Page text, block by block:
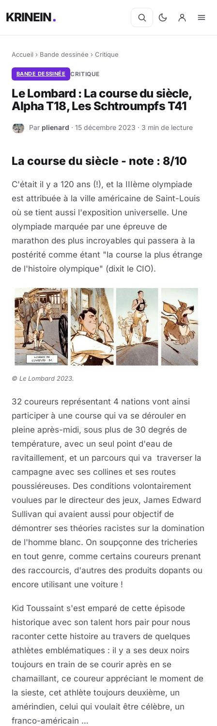
KRINEIN
Accueil › Bande dessinée › Critique
BANDE DESSINÉE CRITIQUE
Le Lombard : La course du siècle,
Alpha T18, Les Schtroumpfs T41
P Par plienard · 15 décembre 2023 · 3 min de lecture
La course du siècle - note : 8/10
C'était il y a 120 ans (!), et la IIIème olympiade
est attribuée à la ville américaine de Saint-Louis
où se tient aussi l'exposition universelle. Une
olympiade marquée par une épreuve de
marathon des plus incroyables qui passera à la
postérité comme étant "la course la plus étrange
de l'histoire olympique" (dixit le CIO).
© Le Lombard 2023.
32 coureurs représentant 4 nations vont ainsi
participer à une course qui va se dérouler en
pleine après-midi, sous plus de 30 degrés de
température, avec un seul point d'eau de
ravitaillement, et un parcours qui va traverser la
campagne avec ses collines et ses routes
poussiéreuses. Des conditions volontairement
voulues par le directeur des jeux, James Edward
Sullivan qui avaient aussi pour objectif de
démontrer ses théories racistes sur la domination
de l'homme blanc. On soupçonne des tricheries
en tout genre, comme certains coureurs prenant
des raccourcis, d'autres des produits dopants ou
encore utilisant une voiture !
Kid Toussaint s'est emparé de cette épisode
historique avec son talent hors pair pour nous
raconter cette histoire au travers de quelques
athlètes emblématiques : il y a ses deux noirs
toujours en train de se courir après en se
chamaillant, ce coureur appréciant le moment de
la sieste, cet athlète toujours deuxième, un
amérindien, celui qui voulait être célèbre, un
franco-américain …